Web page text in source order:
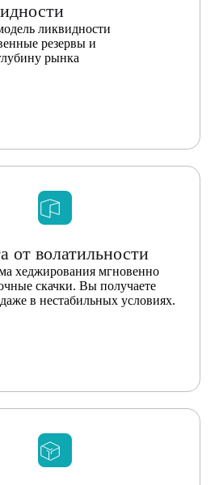
ликвидности
резервы и
рынка
от волатильности
хеджирования мгновенно
скачки. Вы получаете
в нестабильных условиях.